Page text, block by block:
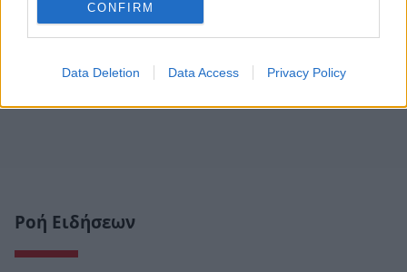
CONFIRM
Data Deletion Data Access Privacy Policy
Ροή Ειδήσεων